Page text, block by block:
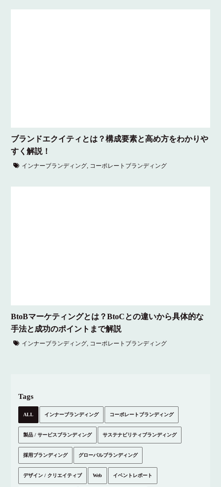
ブランドエクイティとは？構成要素と高め方をわかりや
すく解説！
インナーブランディング, コーポレートブランディング
BtoBマーケティングとは？BtoCとの違いから具体的な
手法と成功のポイントまで解説
インナーブランディング, コーポレートブランディング
Tags
ALL インナーブランディング コーポレートブランディング
製品 / サービスブランディング サステナビリティブランディング
採用ブランディング グローバルブランディング
デザイン / クリエイティブ Web イベントレポート